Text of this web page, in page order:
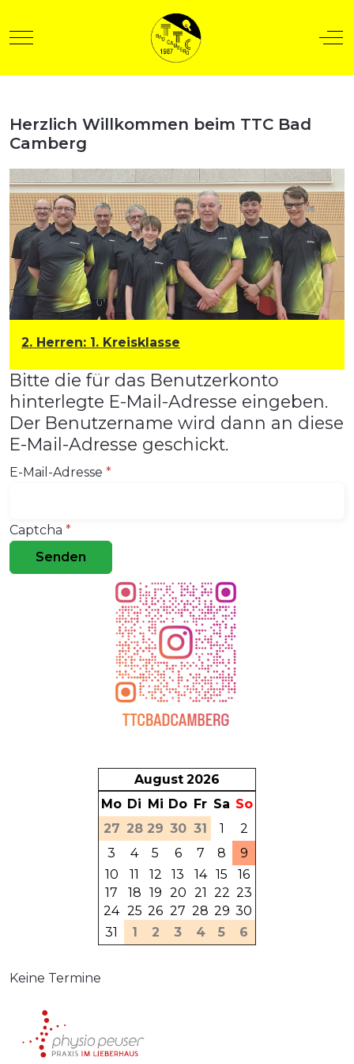
Mobile Menu Toggle
Herzlich Willkommen beim TTC Bad
Camberg
2. Herren: 1. Kreisklasse
Bitte die für das Benutzerkonto
hinterlegte E-Mail-Adresse eingeben.
Der Benutzername wird dann an diese
E-Mail-Adresse geschickt.
E-Mail-Adresse *
Captcha *
Senden
August 2026
Mo Di Mi Do Fr Sa So
27 28 29 30 31 1
2
3
4 5 6 7 8
9
10
11 12 13 14 15
16
17
18 19 20 21 22 23
24 25 26 27 28 29 30
31
1 2 3 4 5 6
Keine Termine
anzeigen